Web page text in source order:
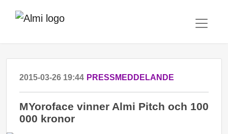
2015-03-26 19:44 PRESSMEDDELANDE
MYoroface vinner Almi Pitch och 100
000 kronor